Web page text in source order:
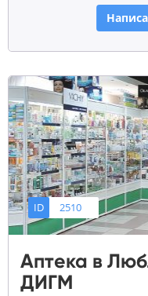
ID 2510
Аптека в
ДИГМ